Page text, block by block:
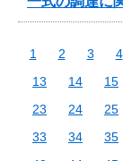
1 2 3 4
13
14 15
23
24 25
33
34 35